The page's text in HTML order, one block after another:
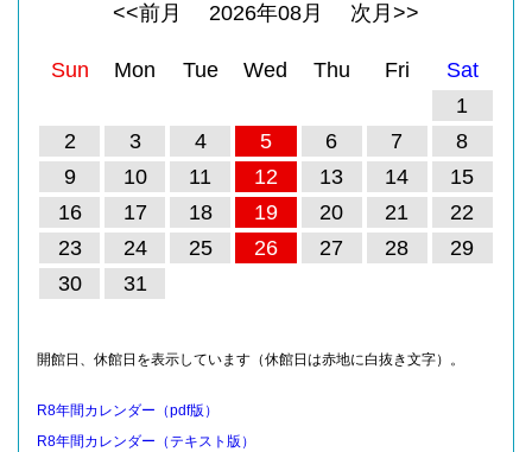
<<前月 2026年08月 次月>>
Sun Mon Tue Wed Thu Fri
Sat
1
2
3 4 5 6 7
8
9
10 11 12 13 14
15
16
17 18 19 20 21
22
23
24 25 26 27 28
29
30
31
開館日、休館日を表示しています（休館日は赤地に白抜き文字）。
R8年間カレンダー（pdf版）
R8年間カレンダー（テキスト版）